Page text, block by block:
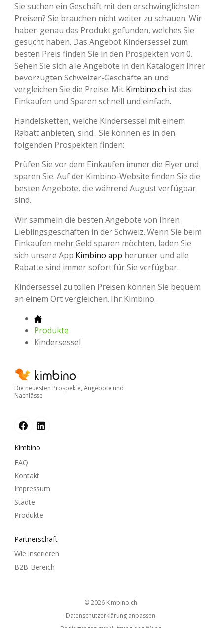
Sie suchen ein Geschäft mit den erschwinglichsten
Preisen? Sie brauchen nicht weiter zu schauen. Wir
haben genau das Produkt gefunden, welches Sie
gesucht haben. Das Angebot Kindersessel zum
besten Preis finden Sie in den Prospekten von 0.
Sehen Sie sich alle Angebote in den Katalogen Ihrer
bevorzugten Schweizer-Geschäfte an und
vergleichen Sie die Preise. Mit Kimbino.ch ist das
Einkaufen und Sparen schnell und einfach.
Handelsketten, welche Kindersessel mit einem
Rabatt anbieten, sind . Sie können es in den
folgenden Prospekten finden:
Prüfen Sie vor dem Einkaufen immer die Flyer und
sparen Sie. Auf der Kimbino-Website finden Sie die
besten Angebote, die während August verfügbar
sind.
Wir sammeln die besten Angebote von Ihren
Lieblingsgeschäften in der Schweiz. Wenn Sie beim
Einkaufen mehr Geld sparen möchten, laden Sie
sich unsere App Kimbino app herunter und alle
Rabatte sind immer sofort für Sie verfügbar.
Kindersessel zu tollen Preisen können Sie bequem
an einem Ort vergleichen. Ihr Kimbino.
Produkte
Kindersessel
Die neuesten Prospekte, Angebote und
Nachlässe
Kimbino
FAQ
Kontakt
Impressum
Städte
Produkte
Partnerschaft
Wie inserieren
B2B-Bereich
© 2026 kimbino.ch
Datenschutzerklärung anpassen